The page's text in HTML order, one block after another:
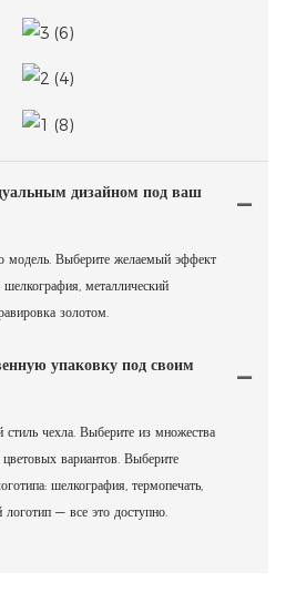
дизайном под ваш
модель. Выберите желаемый эффект
металлический
золотом.
упаковку под своим
чехла. Выберите из множества
вариантов. Выберите
шелкография, термопечать,
логотип — все это доступно.